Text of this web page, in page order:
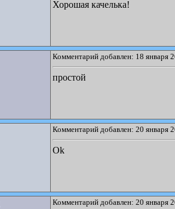
Хорошая качелька!
Комментарий добавлен: 18 января
простой
Комментарий добавлен: 20 января
Ok
Комментарий добавлен: 20 января